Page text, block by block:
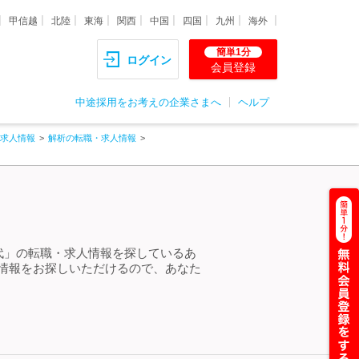
甲信越 北陸 東海 関西 中国 四国 九州 海外
ログイン
簡単1分
会員登録
中途採用をお考えの企業さまへ ヘルプ
人情報 解析の転職・求人情報
の転職・求人情報を探しているあ
報をお探しいただけるので、あなた